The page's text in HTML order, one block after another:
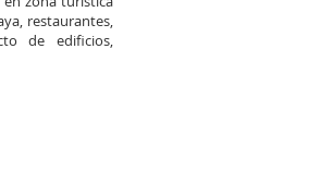
restaurantes,
de edificios,